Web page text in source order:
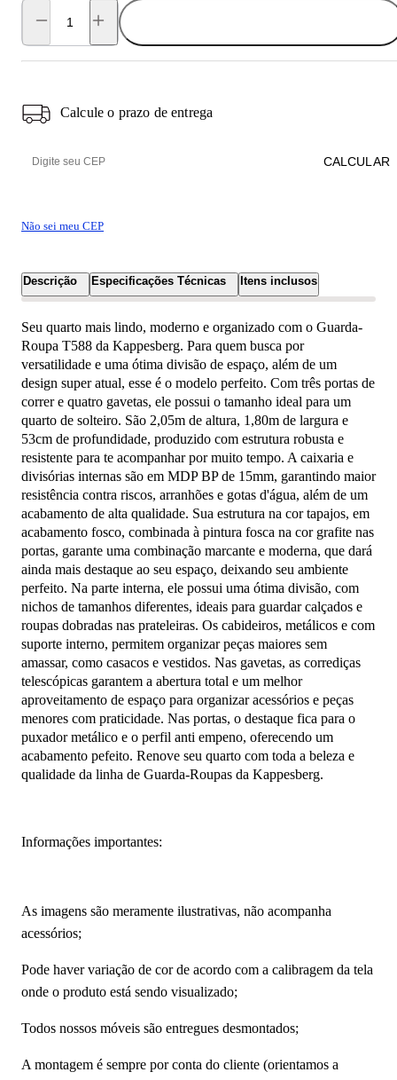
Calcule o prazo de entrega
Não sei meu CEP
CALCULAR
Descrição Especificações Técnicas Itens inclusos
Seu quarto mais lindo, moderno e organizado com o Guarda-
Roupa T588 da Kappesberg. Para quem busca por
versatilidade e uma ótima divisão de espaço, além de um
design super atual, esse é o modelo perfeito. Com três portas de
correr e quatro gavetas, ele possui o tamanho ideal para um
quarto de solteiro. São 2,05m de altura, 1,80m de largura e
53cm de profundidade, produzido com estrutura robusta e
resistente para te acompanhar por muito tempo. A caixaria e
divisórias internas são em MDP BP de 15mm, garantindo maior
resistência contra riscos, arranhões e gotas d'água, além de um
acabamento de alta qualidade. Sua estrutura na cor tapajos, em
acabamento fosco, combinada à pintura fosca na cor grafite nas
portas, garante uma combinação marcante e moderna, que dará
ainda mais destaque ao seu espaço, deixando seu ambiente
perfeito. Na parte interna, ele possui uma ótima divisão, com
nichos de tamanhos diferentes, ideais para guardar calçados e
roupas dobradas nas prateleiras. Os cabideiros, metálicos e com
suporte interno, permitem organizar peças maiores sem
amassar, como casacos e vestidos. Nas gavetas, as corrediças
telescópicas garantem a abertura total e um melhor
aproveitamento de espaço para organizar acessórios e peças
menores com praticidade. Nas portas, o destaque fica para o
puxador metálico e o perfil anti empeno, oferecendo um
acabamento pefeito. Renove seu quarto com toda a beleza e
qualidade da linha de Guarda-Roupas da Kappesberg.
Informações importantes:
As imagens são meramente ilustrativas, não acompanha
acessórios;
Pode haver variação de cor de acordo com a calibragem da tela
onde o produto está sendo visualizado;
Todos nossos móveis são entregues desmontados;
A montagem é sempre por conta do cliente (orientamos a